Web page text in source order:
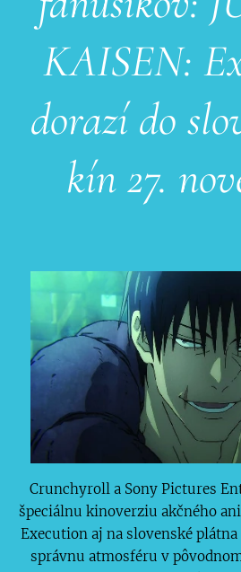
KAISEN:
dorazí do
kín 27.
Crunchyroll a Sony Pictures
špeciálnu kinoverziu akčného
Execution aj na slovenské
správnu atmosféru v